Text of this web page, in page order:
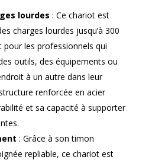
lourdes : Ce chariot est
charges lourdes jusqu’à 300
pour les professionnels qui
outils, des équipements ou
à un autre dans leur
renforcée en acier
et sa capacité à supporter
: Grâce à son timon
repliable, ce chariot est